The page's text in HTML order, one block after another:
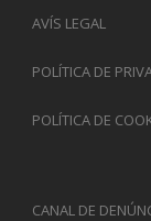
AVÍS LEGAL
POLÍTICA DE
POLÍTICA DE
CANAL DE